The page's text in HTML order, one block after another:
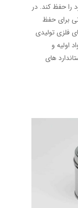
را حفظ کند. در
برای حفظ
فلزی تولیدی
اولیه و
های